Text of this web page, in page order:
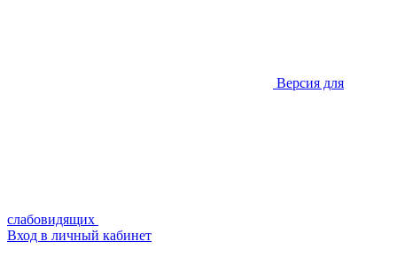
Версия для
слабовидящих
Вход в личный кабинет